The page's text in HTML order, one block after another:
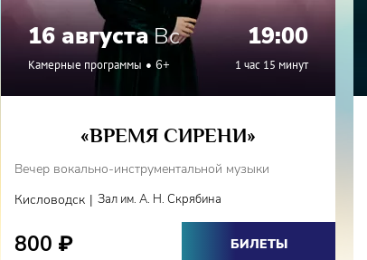
16 августаВс 19:00
Камерные программы 6+ 1 час 15 минут
«ВРЕМЯ СИРЕНИ»
Вечер вокально-инструментальной музыки
Кисловодск | Зал им. А. Н. Скрябина
800 ₽ БИЛЕТЫ